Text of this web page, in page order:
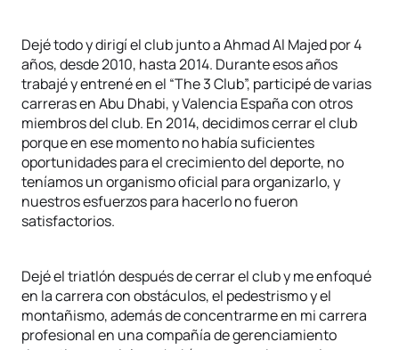
Dejé todo y dirigí el club junto a Ahmad Al Majed por 4
años, desde 2010, hasta 2014. Durante esos años
trabajé y entrené en el “The 3 Club”, participé de varias
carreras en Abu Dhabi, y Valencia España con otros
miembros del club. En 2014, decidimos cerrar el club
porque en ese momento no había suficientes
oportunidades para el crecimiento del deporte, no
teníamos un organismo oficial para organizarlo, y
nuestros esfuerzos para hacerlo no fueron
satisfactorios.
Dejé el triatlón después de cerrar el club y me enfoqué
en la carrera con obstáculos, el pedestrismo y el
montañismo, además de concentrarme en mi carrera
profesional en una compañía de gerenciamiento